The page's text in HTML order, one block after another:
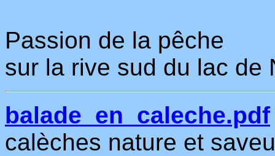
Passion de la pêche
sur la rive sud du lac de
balade_en_caleche.pdf
calèches nature et